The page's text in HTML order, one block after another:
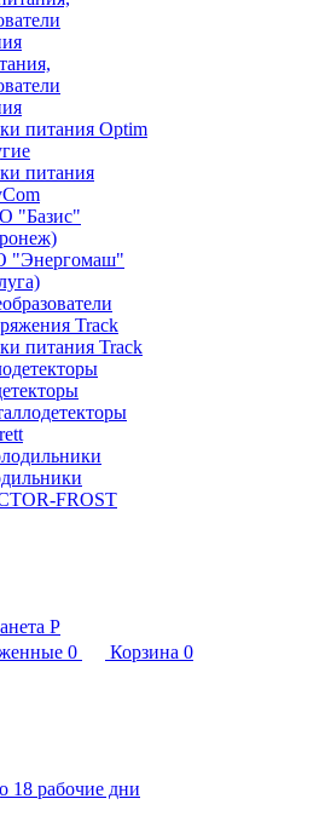
питания Optim
питания
"Базис"
"Энергомаш"
Track
питания Track
FROST
0 Корзина 0
18 рабочие дни